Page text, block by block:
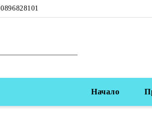
0896828101
Начало